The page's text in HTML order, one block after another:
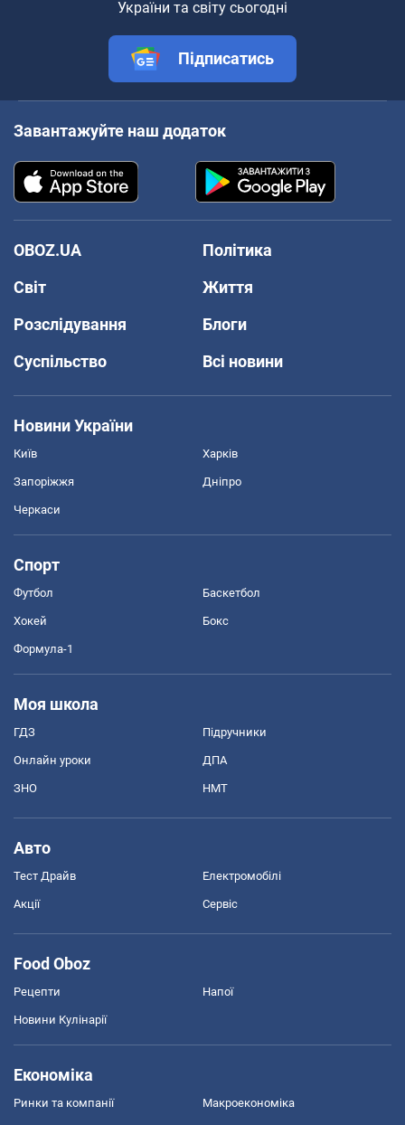
України та світу сьогодні
Підписатись
Завантажуйте наш додаток
OBOZ.UA
Політика
Світ
Життя
Розслідування
Блоги
Суспільство
Всі новини
Новини України
Київ Харків
Запоріжжя Дніпро
Черкаси
Спорт
Футбол Баскетбол
Хокей Бокс
Формула-1
Моя школа
ГДЗ Підручники
Онлайн уроки ДПА
ЗНО НМТ
Авто
Тест Драйв Електромобілі
Акції Сервіс
Food Oboz
Рецепти Напої
Новини Кулінарії
Економіка
Ринки та компанії Макроекономіка